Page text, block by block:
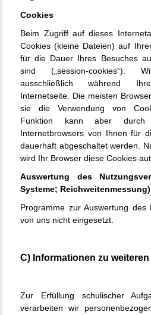
Cookies
Beim Zugriff auf dieses
Cookies (kleine Dateien) auf
für die Dauer Ihres Besuches
sind („session-cookies“).
ausschließlich während
Internetseite. Die meisten
sie die Verwendung von
Funktion kann aber
Internetbrowsers von Ihnen für
dauerhaft abgeschaltet werden.
wird Ihr Browser diese Cookies
Auswertung des
Systeme; Reichweitenmessung)
Programme zur Auswertung des
von uns nicht eingesetzt.
C) Informationen zu
Zur Erfüllung schulischer
verarbeiten wir